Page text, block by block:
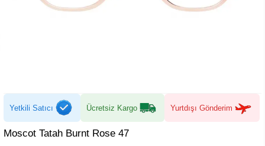
Yetkili Satıcı Ücretsiz Kargo Yurtdışı Gönderim
Moscot Tatah Burnt Rose 47